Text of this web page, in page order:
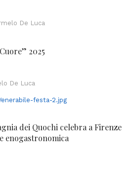
De Luca
2025
De Luca
dei Quochi celebra a Firenze
enogastronomica